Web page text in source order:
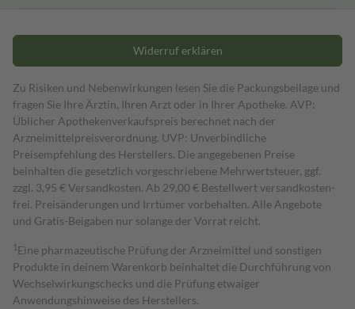
Widerruf erklären
Zu Risiken und Nebenwirkungen lesen Sie die Packungsbeilage und
fragen Sie Ihre Ärztin, Ihren Arzt oder in Ihrer Apotheke. AVP:
Üblicher Apothekenverkaufspreis berechnet nach der
Arzneimittelpreisverordnung. UVP: Unverbindliche
Preisempfehlung des Herstellers. Die angegebenen Preise
beinhalten die gesetzlich vorgeschriebene Mehrwertsteuer, ggf.
zzgl. 3,95 € Versandkosten. Ab 29,00 € Bestell­wert versand­kosten­
frei. Preisänderungen und Irrtümer vorbehalten. Alle Angebote
und Gratis-Beigaben nur solange der Vorrat reicht.
1 Eine pharmazeutische Prüfung der Arzneimittel und sonstigen
Produkte in deinem Warenkorb beinhaltet die Durchführung von
Wechselwirkungschecks und die Prüfung etwaiger
Anwendungshinweise des Herstellers.